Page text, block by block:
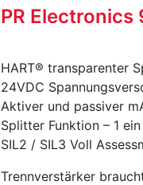
PR Electronics
HART® transparenter
24VDC
Aktiver und passiver
Splitter Funktion – 1
SIL2 / SIL3 Voll
Trennverstärker